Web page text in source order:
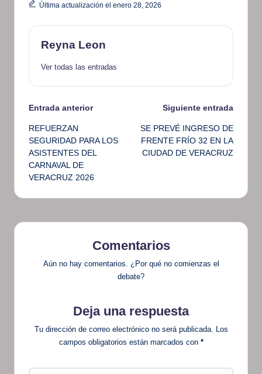
Última actualización el enero 28, 2026
Reyna Leon
Ver todas las entradas
Navegación
de
entradas
Entrada anterior
REFUERZAN
SEGURIDAD PARA LOS
ASISTENTES DEL
CARNAVAL DE
VERACRUZ 2026
Siguiente entrada
SE PREVÉ INGRESO DE
FRENTE FRÍO 32 EN LA
CIUDAD DE VERACRUZ
Comentarios
Aún no hay comentarios. ¿Por qué no comienzas el
debate?
Deja una respuesta
Tu dirección de correo electrónico no será publicada. Los
campos obligatorios están marcados con *